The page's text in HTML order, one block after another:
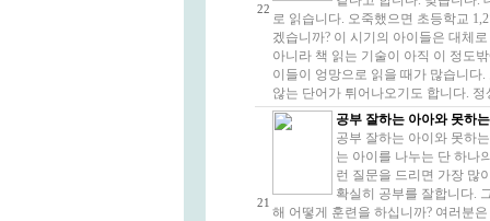
22
로 읽습니다. 오죽했으면 초등학교
겠습니까? 이 시기의 아이들은 대체
아니라 책 읽는 기술이 아직 이 정도
이들이 엉망으로 읽을 때가 많습니다
않는 단어가 튀어나오기도 합니다.
21
공부 잘하는 아아와 못하
공부 잘하는 아이와 못하
는 아이를 나누는 단 하나
런 질문을 드리면 가장 많
확실히 공부를 잘합니다.
해 어떻게 훈련을 하십니까? 여러분